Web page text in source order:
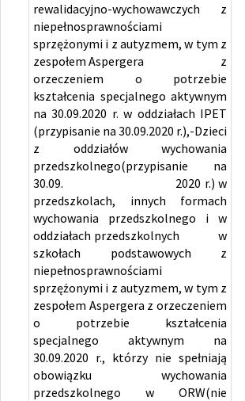
rewalidacyjno-wychowawczych z
niepełnosprawnościami
sprzężonymi i z autyzmem, w tym z
zespołem Aspergera z
orzeczeniem o potrzebie
kształcenia specjalnego aktywnym
na 30.09.2020 r. w oddziałach IPET
(przypisanie na 30.09.2020 r.),-Dzieci
z oddziałów wychowania
przedszkolnego(przypisanie na
30.09. 2020 r.) w
przedszkolach, innych formach
wychowania przedszkolnego i w
oddziałach przedszkolnych w
szkołach podstawowych z
niepełnosprawnościami
sprzężonymi i z autyzmem, w tym z
zespołem Aspergera z orzeczeniem
o potrzebie kształcenia
specjalnego aktywnym na
30.09.2020 r., którzy nie spełniają
obowiązku wychowania
przedszkolnego w ORW(nie